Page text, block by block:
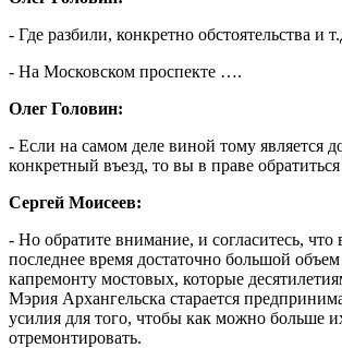
- Где разбили, конкретно обстоятельства и
- На Московском проспекте ….
Олег Головин:
- Если на самом деле виной тому является
конкретный въезд, то вы в праве обратиться
Сергей Моисеев:
- Но обратите внимание, и согласитесь, что
последнее время достаточно большой
капремонту мостовых, которые
Мэрия Архангельска старается
усилия для того, чтобы как можно больше
отремонтировать.